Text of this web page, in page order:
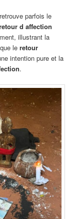
parfois le
d affection
illustrant la
leretour
intention pure et la
.